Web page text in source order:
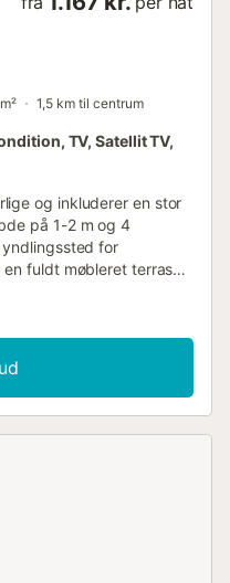
1,5 km til centrum
TV, Satellit TV,
og inkluderer en stor
på 1-2 m og 4
for
fuldt møbleret terrasse
efter en lang dag ved
og der er naboer i
i ét plan.
stenmur og er udstyret
Der er også en